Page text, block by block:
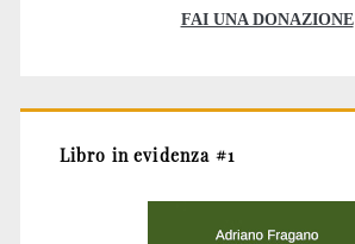
FAI UNA DONAZIONE
Libro in evidenza #1